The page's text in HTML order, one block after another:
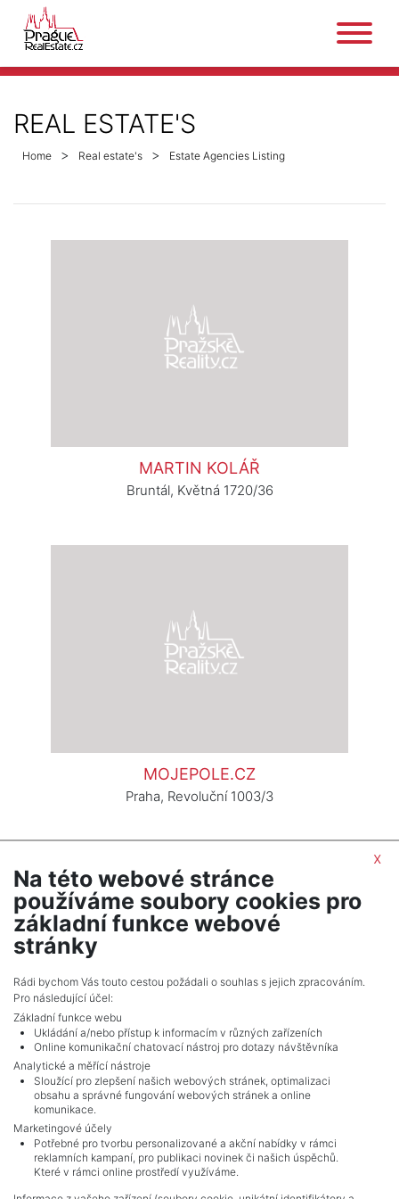
REAL ESTATE'S
Home Real estate's Estate Agencies Listing
MARTIN KOLÁŘ
Bruntál, Květná 1720/36
MOJEPOLE.CZ
Praha, Revoluční 1003/3
PREVIOUS PAGE
3 4 5 6 7 8 9 10 11
12
13
NEXT PAGE
NAVIGACE
Terms and conditions
x
Na této webové stránce
používáme soubory cookies pro
základní funkce webové
stránky
Rádi bychom Vás touto cestou požádali o souhlas s jejich zpracováním.
Pro následující účel:
Základní funkce webu
Ukládání a/nebo přístup k informacím v různých zařízeních
Online komunikační chatovací nástroj pro dotazy návštěvníka
Analytické a měřící nástroje
Sloužící pro zlepšení našich webových stránek, optimalizaci
obsahu a správné fungování webových stránek a online
komunikace.
Marketingové účely
Potřebné pro tvorbu personalizované a akční nabídky v rámci
reklamních kampaní, pro publikaci novinek či našich úspěchů.
Které v rámci online prostředí využíváme.